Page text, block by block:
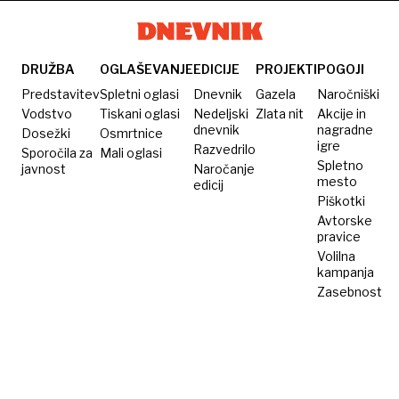
rešite?
DRUŽBA
Predstavitev
Vodstvo
Dosežki
Sporočila za
javnost
OGLAŠEVANJE
Spletni oglasi
Tiskani oglasi
Osmrtnice
Mali oglasi
EDICIJE
Dnevnik
Nedeljski
dnevnik
Razvedrilo
Naročanje
edicij
PROJEKTI
Gazela
Zlata nit
POGOJI
Naročniški
Akcije in
nagradne
igre
Spletno
mesto
Piškotki
Avtorske
pravice
Volilna
kampanja
Zasebnost